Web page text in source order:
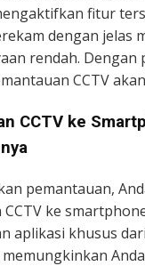
fitur
dengan jelas
rendah.
CCTV
CCTV ke
pemantauan,
ke
aplikasi khusus
memungkinkan